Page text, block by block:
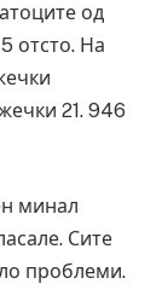
од
отсто. На
21. 946
минал
Сите
проблеми.